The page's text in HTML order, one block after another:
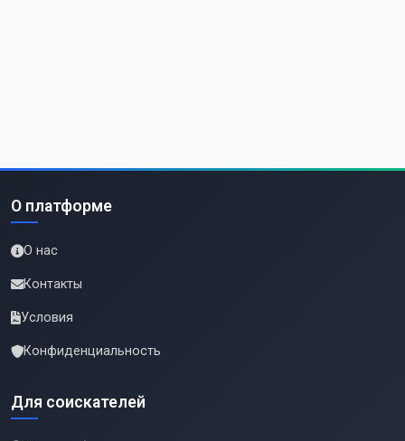
О платформе
О нас
Контакты
Условия
Конфиденциальность
Для соискателей